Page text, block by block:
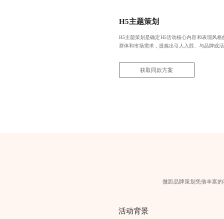
H5主题策划
H5主题策划是确定H5活动核心内容和表现风
群体和市场需求，提炼出引人入胜、与品牌或
获取同款方案
微距品牌策划凭借丰富
活动背景